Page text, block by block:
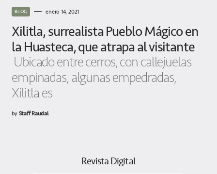
BLOG enero 14, 2021
Xilitla, surrealista Pueblo Mágico en
la Huasteca, que atrapa al visitante
Ubicado entre cerros, con callejuelas
empinadas, algunas empedradas,
Xilitla es
byStaff Raudal
Revista Digital